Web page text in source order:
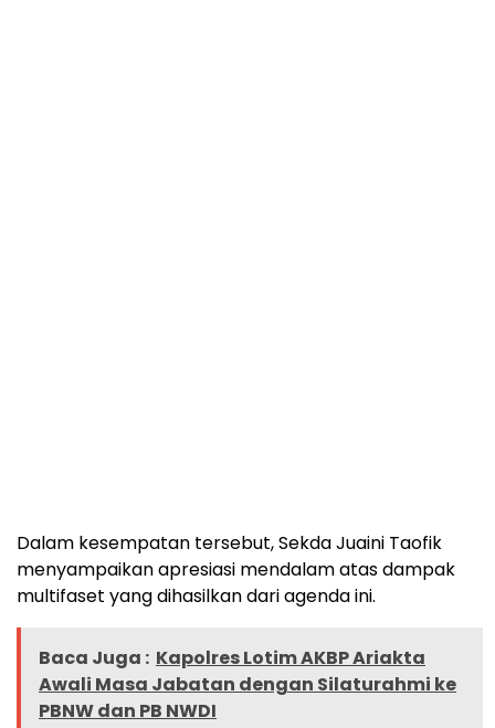
Dalam kesempatan tersebut, Sekda Juaini Taofik
menyampaikan apresiasi mendalam atas dampak
multifaset yang dihasilkan dari agenda ini.
Baca Juga : Kapolres Lotim AKBP Ariakta
Awali Masa Jabatan dengan Silaturahmi ke
PBNW dan PB NWDI